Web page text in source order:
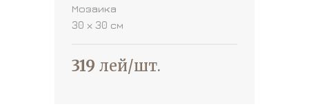
Мозаика
30 х 30 см
319 лей/шт.